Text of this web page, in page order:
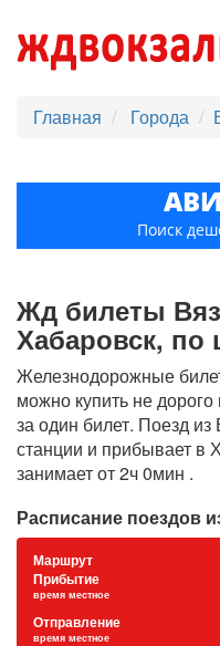
Главная Города
Поиск
Жд билеты
Хабаровск, по
Железнодорожные
можно купить не
за один билет. Поезд из
станции и прибывает в
занимает от 2ч 0мин .
Расписание поездов
Маршрут
Прибытие
время местное
Отправление
время местное